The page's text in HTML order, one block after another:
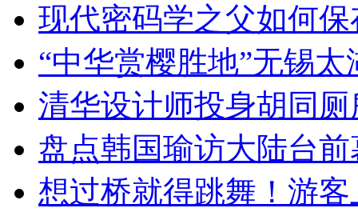
现代密码学之父如何
“中华赏樱胜地”无锡
清华设计师投身胡同
盘点韩国瑜访大陆台
想过桥就得跳舞！游客